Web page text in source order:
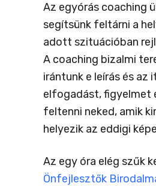
Az egyórás coaching
segítsünk feltárni a
adott szituációban
A coaching bizalmi
irántunk e leírás és
elfogadást, figyelmet
feltenni neked, amik
helyezik az eddigi
Az egy óra elég szűk
Önfejlesztők